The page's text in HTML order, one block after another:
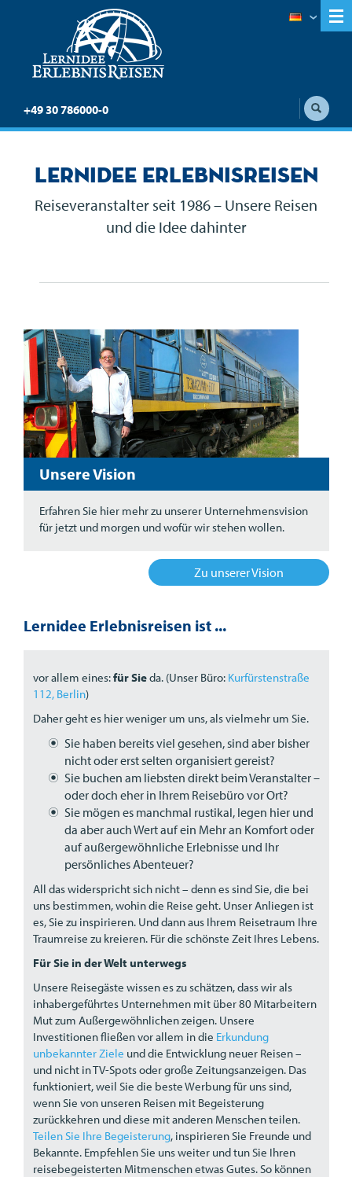
+49 30 786000-0
Lernidee Erlebnisreisen
Reiseveranstalter seit 1986 – Unsere Reisen
und die Idee dahinter
Unsere Vision
Erfahren Sie hier mehr zu unserer Unternehmensvision
für jetzt und morgen und wofür wir stehen wollen.
Zu unserer Vision
Lernidee Erlebnisreisen ist ...
vor allem eines:für Sieda. (Unser Büro: Kurfürstenstraße
112, Berlin)
Daher geht es hier weniger um uns, als vielmehr um Sie.
Sie haben bereits viel gesehen, sind aber bisher
nicht oder erst selten organisiert gereist?
Sie buchen am liebsten direkt beim Veranstalter –
oder doch eher in Ihrem Reisebüro vor Ort?
Sie mögen es manchmal rustikal, legen hier und
da aber auch Wert auf ein Mehr an Komfort oder
auf außergewöhnliche Erlebnisse und Ihr
persönliches Abenteuer?
All das widerspricht sich nicht – denn es sind Sie, die bei
uns bestimmen, wohin die Reise geht. Unser Anliegen ist
es, Sie zu inspirieren. Und dann aus Ihrem Reisetraum Ihre
Traumreise zu kreieren. Für die schönste Zeit Ihres Lebens.
Für Sie in der Welt unterwegs
Unsere Reisegäste wissen es zu schätzen, dass wir als
inhabergeführtes Unternehmen mit über 80 Mitarbeitern
Mut zum Außergewöhnlichen zeigen. Unsere
Investitionen fließen vor allem in die Erkundung
unbekannter Ziele und die Entwicklung neuer Reisen –
und nicht in TV-Spots oder große Zeitungsanzeigen. Das
funktioniert, weil Sie die beste Werbung für uns sind,
wenn Sie von unseren Reisen mit Begeisterung
zurückkehren und diese mit anderen Menschen teilen.
Teilen Sie Ihre Begeisterung, inspirieren Sie Freunde und
Bekannte. Empfehlen Sie uns weiter und tun Sie Ihren
reisebegeisterten Mitmenschen etwas Gutes. So können